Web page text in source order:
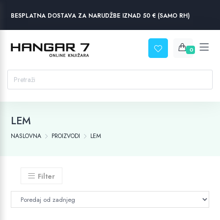
BESPLATNA DOSTAVA ZA NARUDŽBE IZNAD 50 € (SAMO RH)
0
LEM
NASLOVNA PROIZVODI LEM
Filter